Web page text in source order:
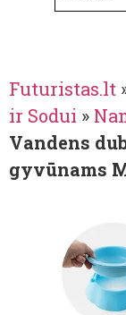
Futuristas.lt
ir Sodui »
Vandens
gyvūnams